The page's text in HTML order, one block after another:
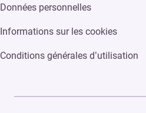
Données personnelles
Informations sur les cookies
Conditions générales d’utilisation